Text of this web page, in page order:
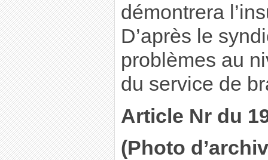
démontrera
D’après le
problèmes au
du service de
Article Nr du
(Photo